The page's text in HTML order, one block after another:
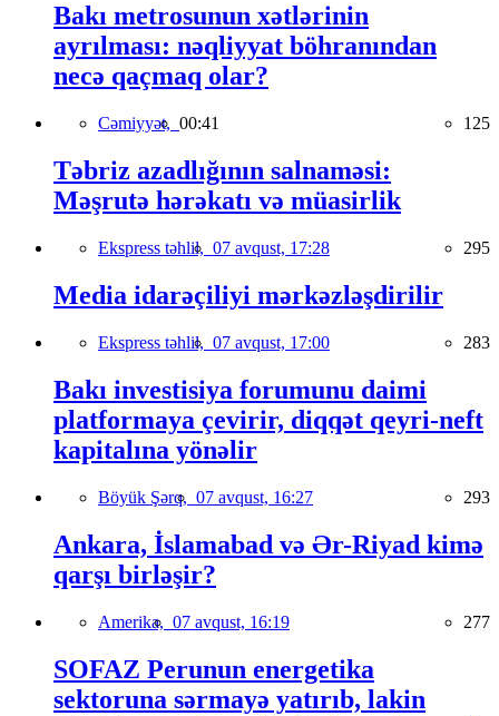
Bakı metrosunun xətlərinin
ayrılması: nəqliyyat böhranından
necə qaçmaq olar?
Cəmiyyət, 00:41 125
Təbriz azadlığının salnaməsi:
Məşrutə hərəkatı və müasirlik
Ekspress təhlil, 07 avqust, 17:28 295
Media idarəçiliyi mərkəzləşdirilir
Ekspress təhlil, 07 avqust, 17:00 283
Bakı investisiya forumunu daimi
platformaya çevirir, diqqət qeyri-neft
kapitalına yönəlir
Böyük Şərq, 07 avqust, 16:27 293
Ankara, İslamabad və Ər-Riyad kimə
qarşı birləşir?
Amerika, 07 avqust, 16:19 277
SOFAZ Perunun energetika
sektoruna sərmayə yatırıb, lakin